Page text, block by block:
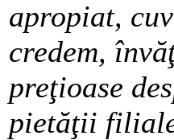
apropiat,
credem,
preţioase
pietăţii